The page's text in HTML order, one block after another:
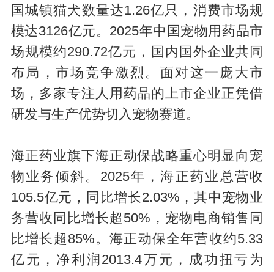
国城镇猫犬数量达1.26亿只，消费市场规
模达3126亿元。2025年中国宠物用药品市
场规模约290.72亿元，国内国外企业共同
布局，市场竞争激烈。面对这一庞大市
场，多家专注人用药品的上市企业正凭借
研发与生产优势切入宠物赛道。
海正药业旗下海正动保战略重心明显向宠
物业务倾斜。2025年，海正药业总营收
105.5亿元，同比增长2.03%，其中宠物业
务营收同比增长超50%，宠物电商销售同
比增长超85%。海正动保全年营收约5.33
亿元，净利润2013.4万元，成功扭亏为